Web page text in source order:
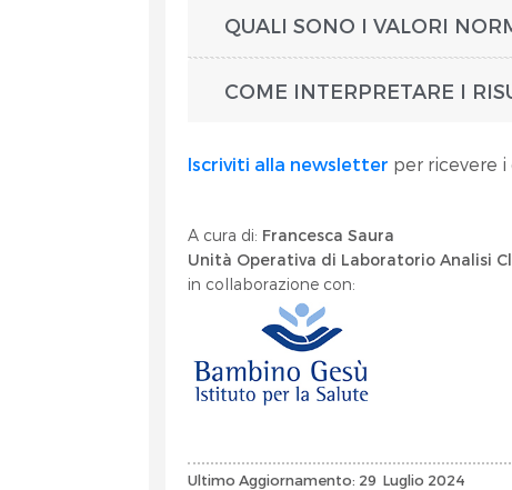
QUALI SONO I VALORI
COME INTERPRETARE I
Iscriviti alla newsletter per ricevere
A cura di: Francesca Saura
Unità Operativa di Laboratorio Analisi
in collaborazione con:
Ultimo Aggiornamento: 29 Luglio 2024